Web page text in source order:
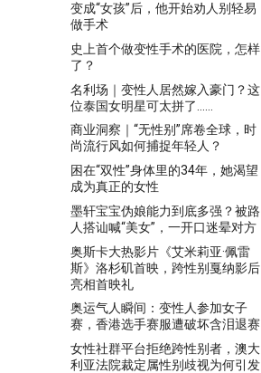
变成“女孩”后，他开始劝人别轻易
做手术
史上首个做变性手术的医院，怎样
了？
名利场｜变性人居然嫁入豪门？这
位泰国女明星可太拼了……
商业洞察｜“无性别”席卷全球，时
尚流行风如何捕捉年轻人？
困在“双性”身体里的34年，她渴望
成为真正的女性
墨轩宝宝伪娘能力到底多强？被路
人搭讪喊“美女”，一开口迷晕对方
奥斯卡大热影片《艾米莉亚·佩雷
斯》洛杉矶首映，跨性别戛纳影后
亮相首映礼
奥运气人瞬间：变性人参加女子
赛，香港选手赛服遭破坏含泪退赛
女性社群平台拒绝跨性别者，澳大
利亚法院裁定属性别歧视为何引发